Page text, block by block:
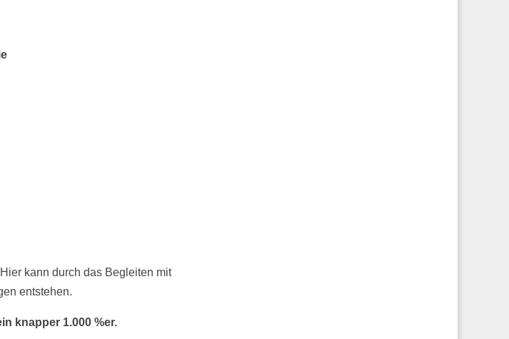
kann durch das Begleiten mit
entstehen.
knapper 1.000 %er.